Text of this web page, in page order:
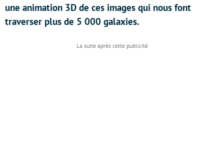
une animation 3D de ces images qui nous font
traverser plus de 5 000 galaxies.